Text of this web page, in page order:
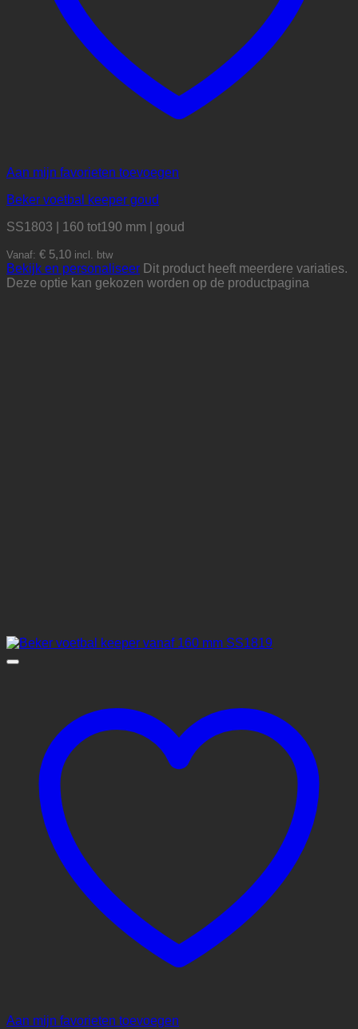
Aan mijn favorieten toevoegen
Beker voetbal keeper goud
SS1803 | 160 tot190 mm | goud
Vanaf: € 5,10 incl. btw
Bekijk en personaliseer Dit product heeft meerdere variaties.
Deze optie kan gekozen worden op de productpagina
Aan mijn favorieten toevoegen